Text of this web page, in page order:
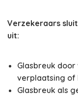
Verzekeraars
uit:
Glasbreuk
verplaatsing of
Glasbreuk als